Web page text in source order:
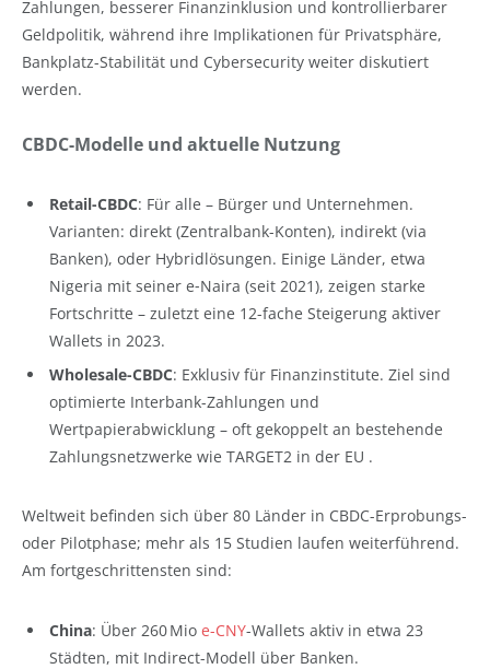
Zahlungen, besserer Finanzinklusion und kontrollierbarer
Geldpolitik, während ihre Implikationen für Privatsphäre,
Bankplatz-Stabilität und Cybersecurity weiter diskutiert
werden.
CBDC-Modelle und aktuelle Nutzung
Retail-CBDC: Für alle – Bürger und Unternehmen.
Varianten: direkt (Zentralbank-Konten), indirekt (via
Banken), oder Hybridlösungen. Einige Länder, etwa
Nigeria mit seiner e‑Naira (seit 2021), zeigen starke
Fortschritte – zuletzt eine 12-fache Steigerung aktiver
Wallets in 2023.
Wholesale-CBDC: Exklusiv für Finanzinstitute. Ziel sind
optimierte Interbank-Zahlungen und
Wertpapierabwicklung – oft gekoppelt an bestehende
Zahlungsnetzwerke wie TARGET2 in der EU .
Weltweit befinden sich über 80 Länder in CBDC-Erprobungs-
oder Pilotphase; mehr als 15 Studien laufen weiterführend.
Am fortgeschrittensten sind:
China: Über 260 Mio e-CNY-Wallets aktiv in etwa 23
Städten, mit Indirect-Modell über Banken.